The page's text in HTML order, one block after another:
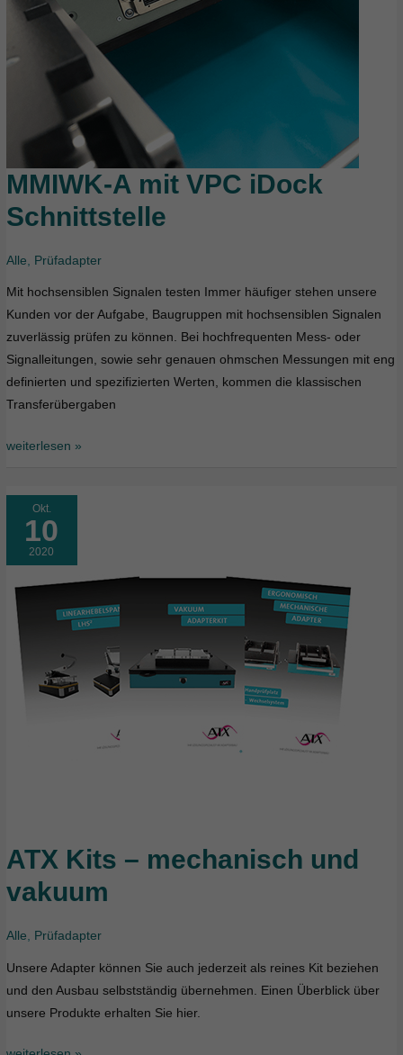
MMIWK-A mit VPC iDock
Schnittstelle
Alle Prüfadapter
Mit hochsensiblen Signalen testen Immer häufiger stehen unsere
Kunden vor der Aufgabe, Baugruppen mit hochsensiblen Signalen
zuverlässig prüfen zu können. Bei hochfrequenten Mess- oder
Signalleitungen, sowie sehr genauen ohmschen Messungen mit eng
definierten und spezifizierten Werten, kommen die klassischen
Transferübergaben
MMIWK-
mit
iDock
Schnittstelle
weiterlesen »
Okt.
10
2020
ATX Kits – mechanisch und
vakuum
Alle Prüfadapter
Unsere Adapter können Sie auch jederzeit als reines Kit beziehen
und den Ausbau selbstständig übernehmen. Einen Überblick über
unsere Produkte erhalten Sie hier.
ATX
–
und
vakuum